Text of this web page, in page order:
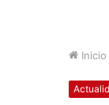
Inicio